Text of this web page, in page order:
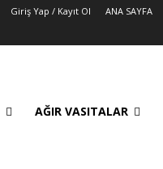
Giriş Yap / Kayıt Ol ANA SAYFA
AĞIR VASITALAR